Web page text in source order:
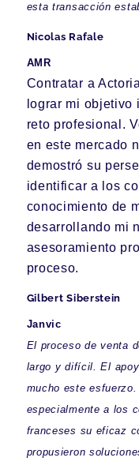
esta transacción
Nicolas Rafale
AMR
Contratar a
lograr mi
reto profesional.
en este mercado
demostró su
identificar a los
conocimiento de
desarrollando mi
asesoramiento
proceso.
Gilbert Siberstein
Janvic
El proceso de venta
largo y difícil. El
mucho este
especialmente a los
franceses su eficaz
propusieron